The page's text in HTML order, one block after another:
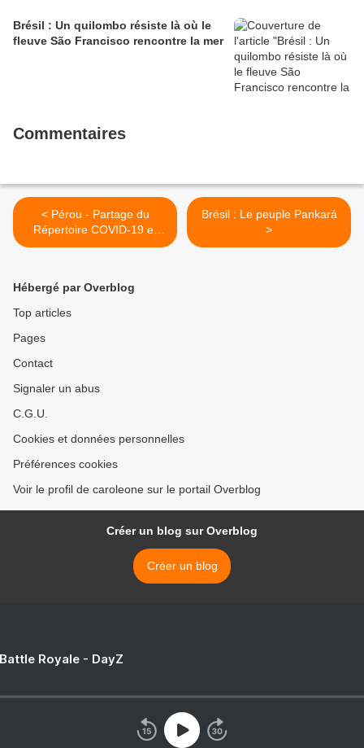
Brésil : Un quilombo résiste là où le
fleuve São Francisco rencontre la mer
Commentaires
< Pérou - Partage du
Répertoire COVID-19 et
peuples indigènes
Brésil : Le peuple Pankará
>
Hébergé par Overblog
Top articles
Pages
Contact
Signaler un abus
C.G.U.
Cookies et données personnelles
Préférences cookies
Voir le profil de caroleone sur le portail Overblog
Créer un blog sur Overblog
Créer un blog
Royale - DayZ